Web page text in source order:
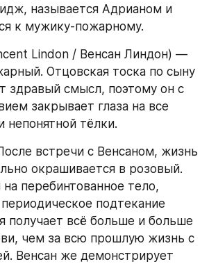
называется Адрианом и
к мужику-пожарному.
Lindon / Венсан Линдон) —
Отцовская тоска по сыну
здравый смысл, поэтому он с
закрывает глаза на все
непонятной тёлки.
встречи с Венсаном, жизнь
окрашивается в розовый.
перебинтованное тело,
подтекание
получает всё больше и больше
чем за всю прошлую жизнь с
Венсан же демонстрирует